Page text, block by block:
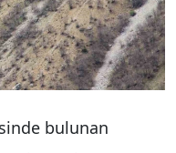
bulunan